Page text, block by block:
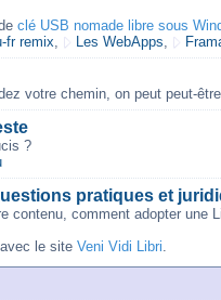
clé USB nomade libre sous
fr remix, Les WebApps,
votre chemin, on peut peut-
?
pratiques et
contenu, comment adopter une
le site Veni Vidi Libri.